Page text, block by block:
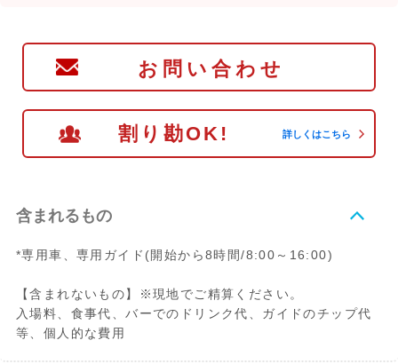
お問い合わせ
割り勘OK! 詳しくはこちら
含まれるもの
*専用車、専用ガイド(開始から8時間/8:00～16:00)
【含まれないもの】※現地でご精算ください。
入場料、食事代、バーでのドリンク代、ガイドのチップ代
等、個人的な費用